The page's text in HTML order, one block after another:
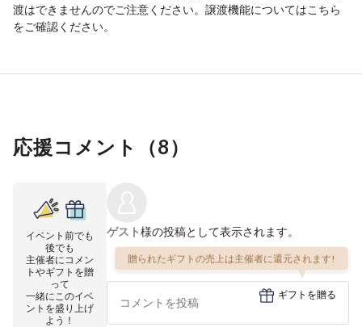
渡はできませんのでご注意ください。譲渡機能についてはこちら
をご確認ください。
応援コメント（8）
イベント前でも
後でも
主催者にコメン
トやギフトを贈
って
一緒にこのイベ
ントを盛り上げ
よう！
ゲスト様の投稿として表示されます。
贈られたギフトの売上は主催者に還元されます!
ギフトを贈る